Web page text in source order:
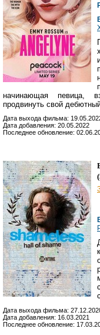
начинающая певица,
продвинуть свой
Дата выхода фильма:
Дата добавления: 20.05.2022
Последнее обновление:
(
Дата выхода фильма:
Дата добавления: 16.03.2021
Последнее обновление: